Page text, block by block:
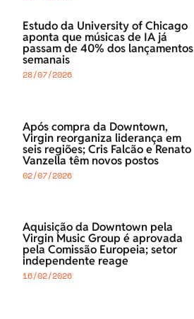
Estudo da University of Chicago
aponta que músicas de IA já
passam de 40% dos lançamentos
semanais
28/07/2026
Após compra da Downtown,
Virgin reorganiza liderança em
seis regiões; Cris Falcão e Renato
Vanzella têm novos postos
02/07/2026
Aquisição da Downtown pela
Virgin Music Group é aprovada
pela Comissão Europeia; setor
independente reage
16/02/2026